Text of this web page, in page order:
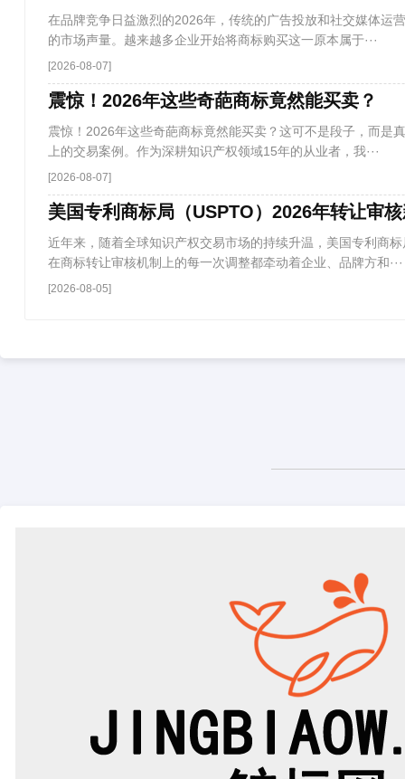
在品牌竞争日益激烈的2026年，传统的广告投放和社交媒体运
的市场声量。越来越多企业开始将商标购买这一原本属于···
[2026-08-07]
震惊！2026年这些奇葩商标竟然能买卖？
震惊！2026年这些奇葩商标竟然能买卖？这可不是段子，而是
上的交易案例。作为深耕知识产权领域15年的从业者，我···
[2026-08-07]
美国专利商标局（USPTO）2026年转让审
近年来，随着全球知识产权交易市场的持续升温，美国专利商
在商标转让审核机制上的每一次调整都牵动着企业、品牌方和···
[2026-08-05]